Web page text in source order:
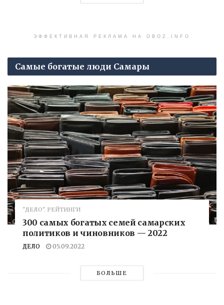
ЭФФЕКТИВНАЯ РЕКЛАМА НА OBOZ.INFO
Самые богатые люди Самары
"ДЕЛО". РЕЙТИНГИ
300 самых богатых семей самарских
политиков и чиновников — 2022
ДЕЛО 05.09.2022
БОЛЬШЕ